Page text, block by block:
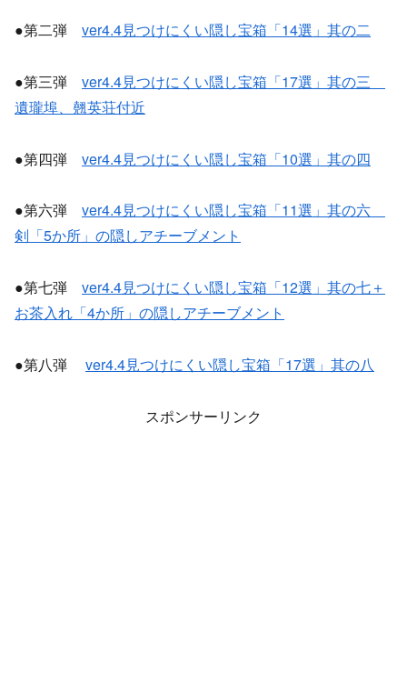
●第二弾 ver4.4見つけにくい隠し宝箱「14選」其の二
●第三弾 ver4.4見つけにくい隠し宝箱「17選」其の三
遺瓏埠、翹英荘付近
●第四弾 ver4.4見つけにくい隠し宝箱「10選」其の四
●第六弾 ver4.4見つけにくい隠し宝箱「11選」其の六
剣「5か所」の隠しアチーブメント
●第七弾 ver4.4見つけにくい隠し宝箱「12選」其の七＋
お茶入れ「4か所」の隠しアチーブメント
●第八弾 ver4.4見つけにくい隠し宝箱「17選」其の八
スポンサーリンク